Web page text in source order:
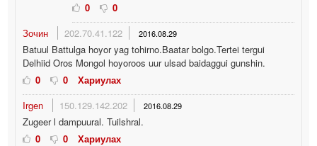
0
0
Зочин
202.70.41.122 2016.08.29
Batuul Battulga hoyor yag tohirno.Baatar bolgo.Tertei tergui
Delhiid Oros Mongol hoyoroos uur ulsad baidaggui gunshin.
0
0
Хариулах
Irgen
150.129.142.202 2016.08.29
Zugeer l dampuural. Tuilshral.
0
0
Хариулах